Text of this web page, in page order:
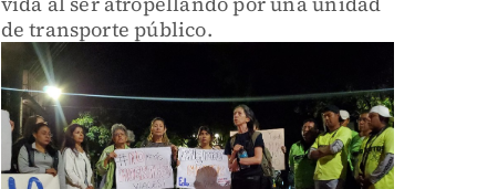
de transporte público.